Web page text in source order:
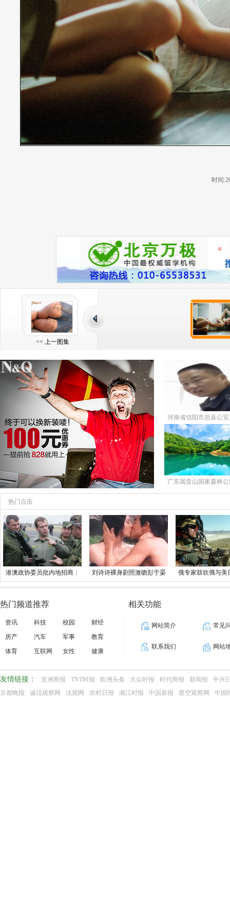
时间
<< 上一图集
河南省信阳市息县公安
警档案——陈
广东观音山国家森林
法言说的痛
热门点击
港澳政协委员批内地招商：
高兴引进冷淡
刘诗诗裸身剧照激吻彭于晏
四爷千万别
俄专家鼓吹俄与美
华 不做中
热门频道推荐
资讯 科技 校园
财经
房产
汽车 军事
教育
体育
互联网 女性 健康
相关功能
网站简介 常见
联系我们 网站
友情链接： 亚洲商报 TNT时报 欧洲头条 大众时报 时代商报 新闻报
中兴
京都晚报
诚信观察网 法观网 农村日报 湘江时报 中国新报 星空观察网 中国